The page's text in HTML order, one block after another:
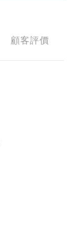
顧客評價